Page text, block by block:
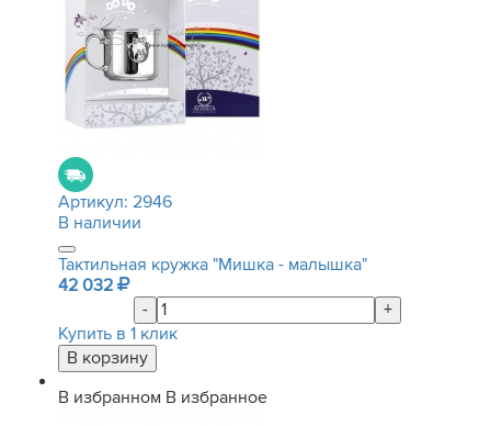
Артикул: 2946
В наличии
Тактильная кружка "Мишка - малышка"
42 032
-
+
Купить в 1 клик
В избранном В избранное